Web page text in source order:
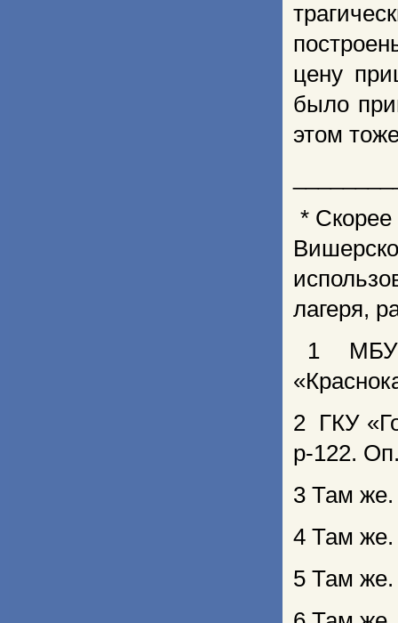
цену
было
этом
* Скорее
лагеря,
1 МБУК
2 ГКУ
р-122.
3 Там
4 Там
5 Там